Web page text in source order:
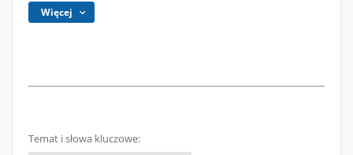
Więcej
Temat i słowa kluczowe: